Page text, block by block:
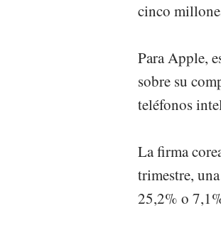
cinco
Para Apple,
sobre su
teléfonos
La firma
trimestre,
25,2% o